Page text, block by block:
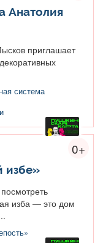
Анатолия
приглашает
система
0+
избе»
изба — это дом